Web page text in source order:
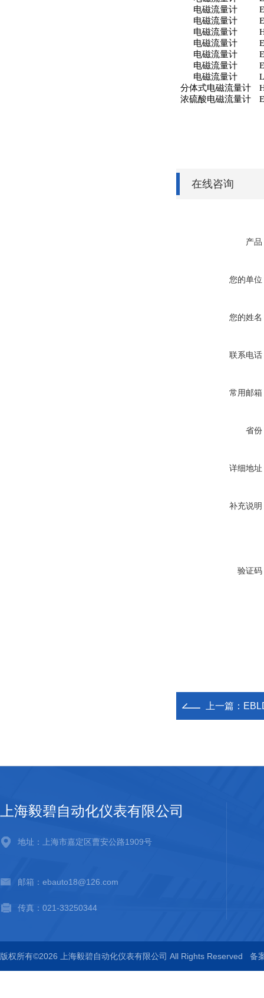
电磁流量计
电磁流量计
电磁流量计
电磁流量计
电磁流量计
电磁流量计
电磁流量计
分体式电磁流量计
浓硫酸电磁流量计
在线咨询
产品
您的单位
您的姓名
联系电话
常用邮箱
省份
详细地址
补充说明
验证码
上一篇：
上海毅碧自动化仪表有限公司
地址：上海市嘉定区曹安公路1909号
邮箱：ebauto18@126.com
传真：021-33250344
版权所有©2026 上海毅碧自动化仪表有限公司 All Rights Reserved 备